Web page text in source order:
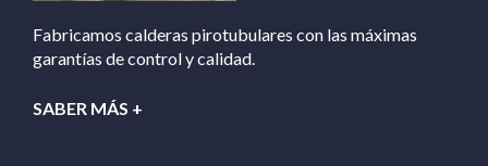
Fabricamos calderas pirotubulares con las máximas
garantías de control y calidad.
SABER MÁS +